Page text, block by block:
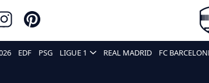
EDF PSG LIGUE 1 REAL MADRID FC